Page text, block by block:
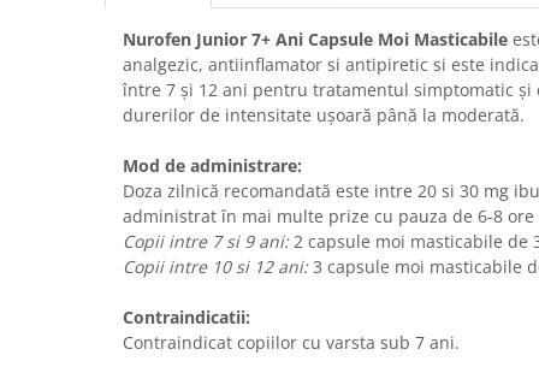
Nurofen Junior 7+ Ani Capsule Moi Masticabile
analgezic, antiinflamator si antipiretic si este
între 7 şi 12 ani pentru tratamentul simptomatic și
durerilor de intensitate uşoară până la moderată.
Mod de administrare:
Doza zilnică recomandată este intre 20 si 30 mg
administrat în mai multe prize cu pauza de 6-8
Copii intre 7 si 9 ani:2 capsule moi masticabile de
Copii intre 10 si 12 ani:3 capsule moi masticabile
Contraindicatii:
Contraindicat copiilor cu varsta sub 7 ani.